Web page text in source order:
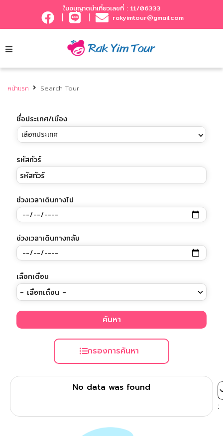
ใบอนุญาตนำเที่ยวเลขที่ : 11/06333
rakyimtour@gmail.com
หน้าแรก Search Tour
ชื่อประเทศ/เมือง
เลือกประเทศ
รหัสทัวร์
ช่วงเวลาเดินทางไป
ช่วงเวลาเดินทางกลับ
เลือกเดือน
ค้นหา
กรองการค้นหา
No data was found
: